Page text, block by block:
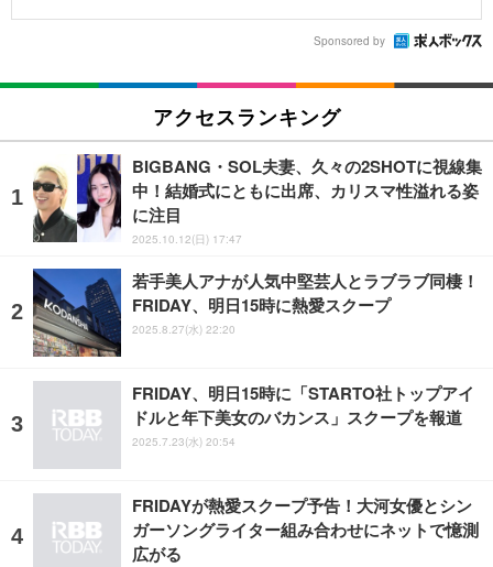
Sponsored by
アクセスランキング
BIGBANG・SOL夫妻、久々の2SHOTに視線集
中！結婚式にともに出席、カリスマ性溢れる姿
に注目
2025.10.12(日) 17:47
若手美人アナが人気中堅芸人とラブラブ同棲！
FRIDAY、明日15時に熱愛スクープ
2025.8.27(水) 22:20
FRIDAY、明日15時に「STARTO社トップアイ
ドルと年下美女のバカンス」スクープを報道
2025.7.23(水) 20:54
FRIDAYが熱愛スクープ予告！大河女優とシン
ガーソングライター組み合わせにネットで憶測
広がる